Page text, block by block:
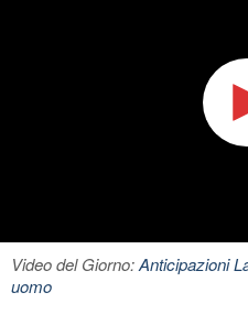
Video del Giorno:Anticipazioni
uomo